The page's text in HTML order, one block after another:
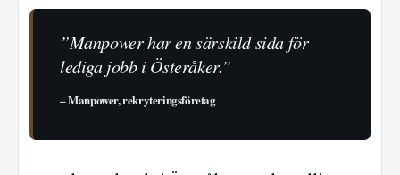
”Manpower har en särskild sida för
lediga jobb i Österåker.”
–Manpower, rekryteringsföretag